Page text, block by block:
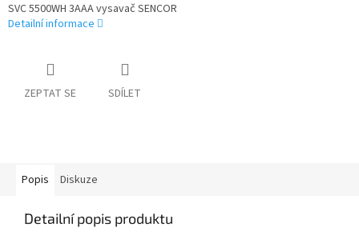
SVC 5500WH 3AAA vysavač SENCOR
Detailní informace
ZEPTAT SE SDÍLET
Popis Diskuze
Detailní popis produktu